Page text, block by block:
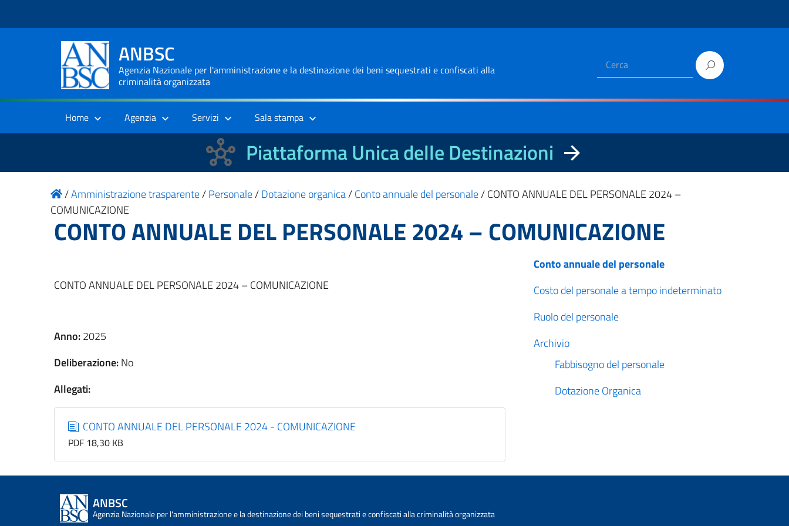
ANBSC
Agenzia Nazionale per l'amministrazione e la destinazione dei beni sequestrati e confiscati alla
criminalità organizzata
Home Agenzia Servizi Sala stampa
Piattaforma Unica delle Destinazioni
/Amministrazione trasparente/Personale/Dotazione organica/Conto annuale del personale/CONTO ANNUALE DEL PERSONALE 2024 –
COMUNICAZIONE
CONTO ANNUALE DEL PERSONALE 2024 – COMUNICAZIONE
CONTO ANNUALE DEL PERSONALE 2024 – COMUNICAZIONE
Anno:2025
Deliberazione:No
Allegati:
CONTO ANNUALE DEL PERSONALE 2024 - COMUNICAZIONE
PDF 18,30 KB
Conto annuale del personale
Costo del personale a tempo indeterminato
Ruolo del personale
Archivio
Fabbisogno del personale
Dotazione Organica
ANBSC
Agenzia Nazionale per l'amministrazione e la destinazione dei beni sequestrati e confiscati alla criminalità organizzata